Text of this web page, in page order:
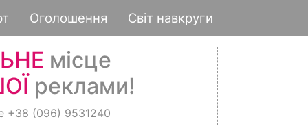
Оголошення Світ навкруги
місце
реклами!
+38 (096) 9531240